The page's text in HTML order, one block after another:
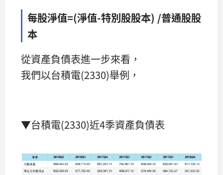
每股淨值=(淨值-特別股股本) /普通股股
本
從資產負債表進一步來看，
我們以台積電(2330)舉例，
▼台積電(2330)近4季資產負債表